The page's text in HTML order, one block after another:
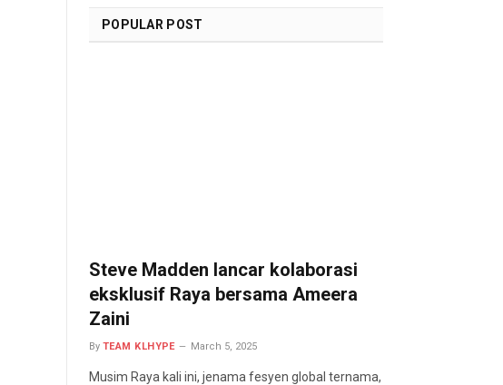
POPULAR POST
Steve Madden lancar kolaborasi
eksklusif Raya bersama Ameera
Zaini
By TEAM KLHYPE March 5, 2025
Musim Raya kali ini, jenama fesyen global ternama,